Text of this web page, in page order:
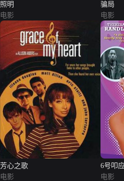
照明
电影
骗局
电影
芳心之歌
电影
6号叩
电影